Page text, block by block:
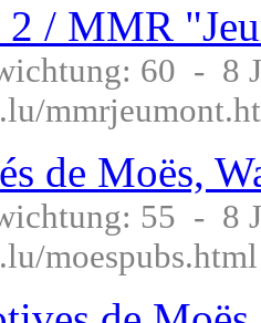
2 / MMR
60 - 8
de Moës,
55 - 8
moespubs.html